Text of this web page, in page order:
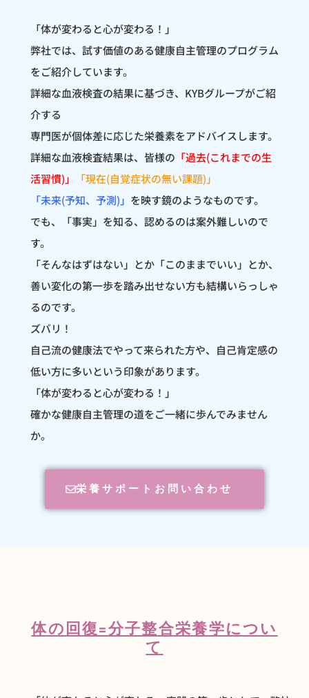
「体が変わると心が変わる！」
弊社では、試す価値のある健康自主管理のプログラム
をご紹介しています。
詳細な血液検査の結果に基づき、KYBグループがご紹
介する
専門医が個体差に応じた栄養素をアドバイスします。
詳細な血液検査結果は、皆様の 「過去(これまでの生
活習慣)」
「現在(自覚症状の無い課題)」
「未来(予知、予測)」 を映す鏡のようなものです。
でも、「事実」を知る、認めるのは案外難しいので
す。
「そんなはずはない」とか「このままでいい」とか、
善い変化の第一歩を踏み出せない方も結構いらっしゃ
るのです。
ズバリ！
自己流の健康法でやって来られた方や、自己肯定感の
低い方に多いという印象があります。
「体が変わると心が変わる！」
確かな健康自主管理の道をご一緒に歩んでみません
か。
栄養サポートお問い合わせ
体の回復=分子整合栄養学につい
て